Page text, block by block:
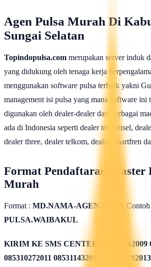
Agen Pulsa Murah Di
Sungai Selatan
Topindopulsa.com merupakan server induk
yang didukung oleh tenaga kerja
menggunakan software pulsa terbaik yakni
management isi pulsa yang mana software ini
digunakan oleh dealer-dealer dari berbagai
ada di Indonesia seperti dealer telkomsel,
dealer three, dealer telkom, dealer smartfren
Format Pendaftaran Master
Murah
Format : MD.NAMA-AGEN.KOTA Contoh
PULSA.WAIBAKUL
KIRIM KE SMS CENTER
085310272011 085311432012